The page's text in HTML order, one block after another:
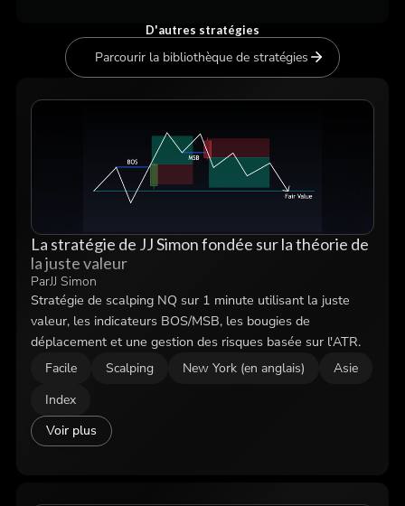
D'autres stratégies
Parcourir la bibliothèque de stratégies
La stratégie de JJ Simon fondée sur la théorie de
la juste valeur
ParJJ Simon
Stratégie de scalping NQ sur 1 minute utilisant la juste
valeur, les indicateurs BOS/MSB, les bougies de
déplacement et une gestion des risques basée sur l'ATR.
Facile Scalping New York (en anglais)
Asie
Index
Voir plus